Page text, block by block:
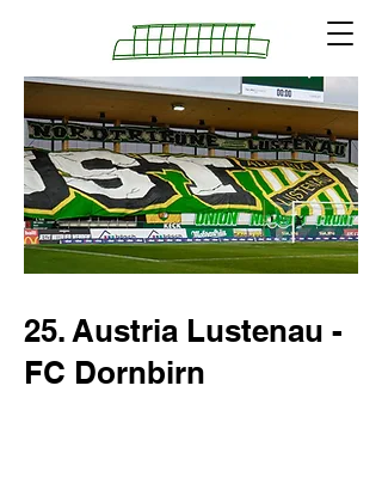
25. Austria Lustenau -
FC Dornbirn